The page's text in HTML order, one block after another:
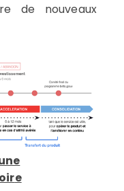
de nouveaux
e